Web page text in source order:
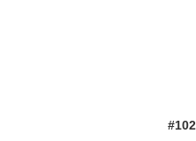
#102